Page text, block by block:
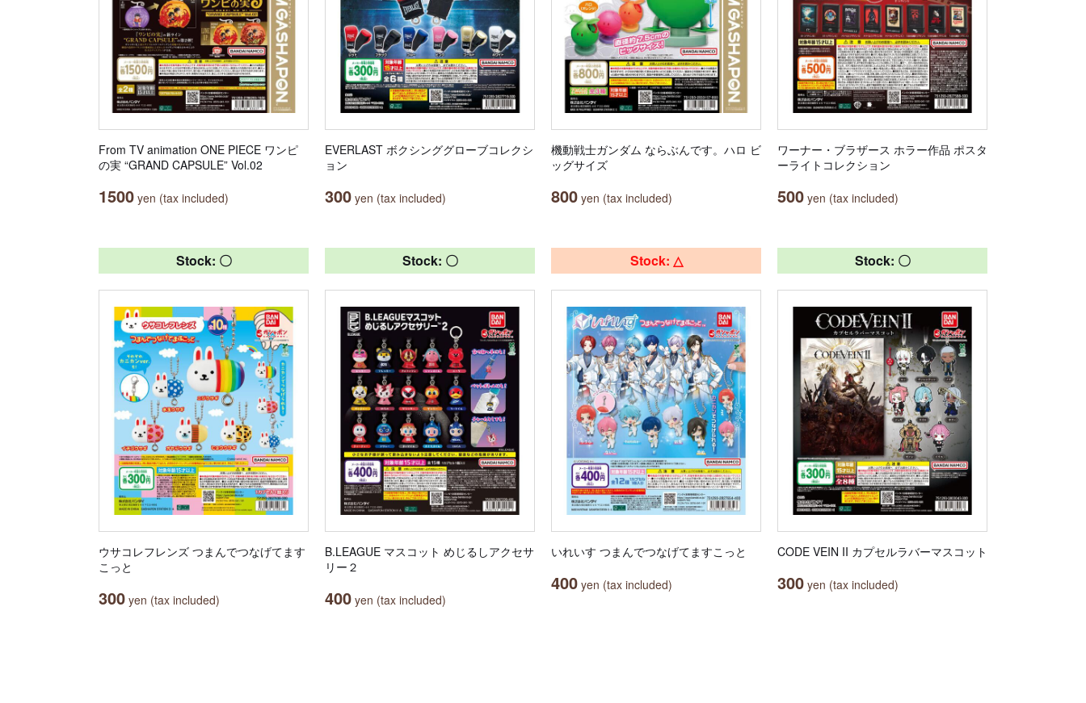
From TV animation ONE PIECE ワンピ
の実 “GRAND CAPSULE” Vol.02
1500 yen (tax included)
EVERLAST ボクシンググローブコレクシ
ョン
300 yen (tax included)
機動戦士ガンダム ならぶんです。ハロ ビ
ッグサイズ
800 yen (tax included)
ワーナー・ブラザース ホラー作品 ポスタ
ーライトコレクション
500 yen (tax included)
Stock: 〇
ウサコレフレンズ つまんでつなげてます
こっと
300 yen (tax included)
Stock: 〇
B.LEAGUE マスコット めじるしアクセサ
リー２
400 yen (tax included)
Stock: △
いれいす つまんでつなげてますこっと
400 yen (tax included)
Stock: 〇
CODE VEIN II カプセルラバーマスコット
300 yen (tax included)